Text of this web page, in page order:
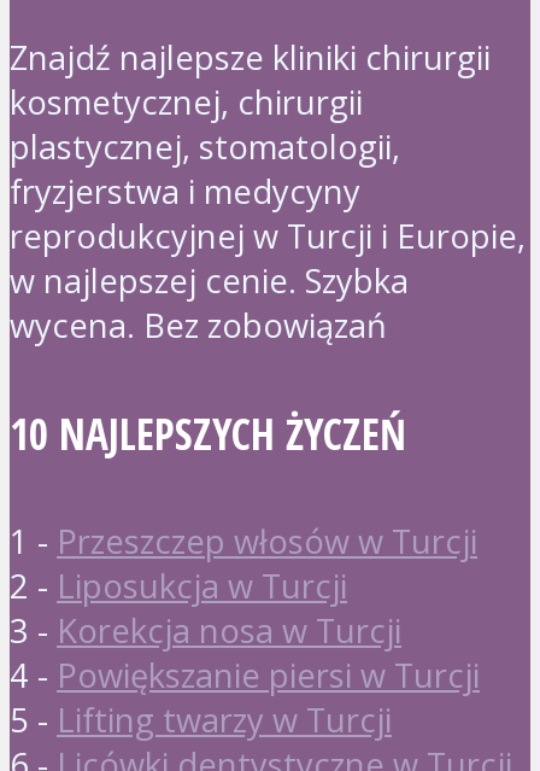
Znajdź najlepsze kliniki chirurgii
kosmetycznej, chirurgii
plastycznej, stomatologii,
fryzjerstwa i medycyny
reprodukcyjnej w Turcji i Europie,
w najlepszej cenie. Szybka
wycena. Bez zobowiązań
10 NAJLEPSZYCH ŻYCZEŃ
1 - Przeszczep włosów w Turcji
2 - Liposukcja w Turcji
3 - Korekcja nosa w Turcji
4 - Powiększanie piersi w Turcji
5 - Lifting twarzy w Turcji